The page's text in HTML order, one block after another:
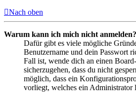
Nach oben
Warum kann ich mich nicht anmelden?
Dafür gibt es viele mögliche
Benutzername und dein Passwort
Fall ist, wende dich an einen
sicherzugehen, dass du nicht
möglich, dass ein
vorliegt, welches ein Administrator